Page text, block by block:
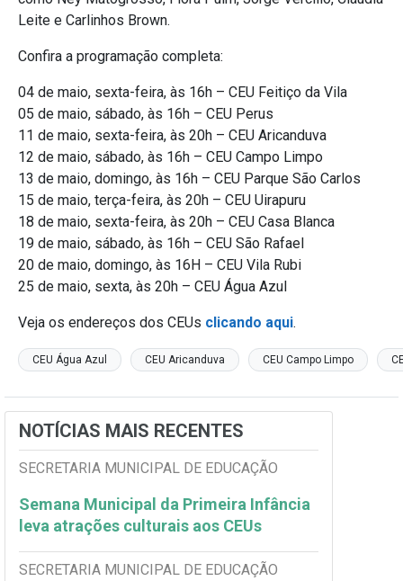
Leite e Carlinhos Brown.
Confira a programação completa:
04 de maio, sexta-feira, às 16h – CEU Feitiço da Vila
05 de maio, sábado, às 16h – CEU Perus
11 de maio, sexta-feira, às 20h – CEU Aricanduva
12 de maio, sábado, às 16h – CEU Campo Limpo
13 de maio, domingo, às 16h – CEU Parque São Carlos
15 de maio, terça-feira, às 20h – CEU Uirapuru
18 de maio, sexta-feira, às 20h – CEU Casa Blanca
19 de maio, sábado, às 16h – CEU São Rafael
20 de maio, domingo, às 16H – CEU Vila Rubi
25 de maio, sexta, às 20h – CEU Água Azul
Veja os endereços dos CEUs clicando aqui.
CEU Água Azul CEU Aricanduva CEU Campo Limpo
NOTÍCIAS MAIS RECENTES
SECRETARIA MUNICIPAL DE EDUCAÇÃO
Semana Municipal da Primeira Infância
leva atrações culturais aos CEUs
SECRETARIA MUNICIPAL DE EDUCAÇÃO